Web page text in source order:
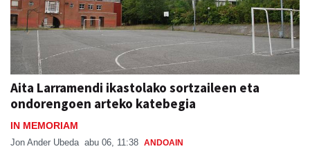
Aita Larramendi ikastolako sortzaileen eta
ondorengoen arteko katebegia
IN MEMORIAM
Jon Ander Ubeda abu 06, 11:38 ANDOAIN